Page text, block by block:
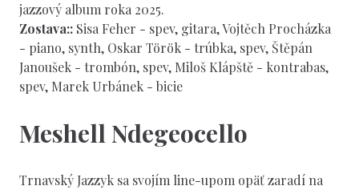
jazzový album roka 2025.
Zostava:: Sisa Feher - spev, gitara, Vojtěch Procházka
- piano, synth, Oskar Török - trúbka, spev, Štěpán
Janoušek - trombón, spev, Miloš Klápště - kontrabas,
spev, Marek Urbánek - bicie
Meshell Ndegeocello
Trnavský Jazzyk sa svojím line-upom opäť zaradí na